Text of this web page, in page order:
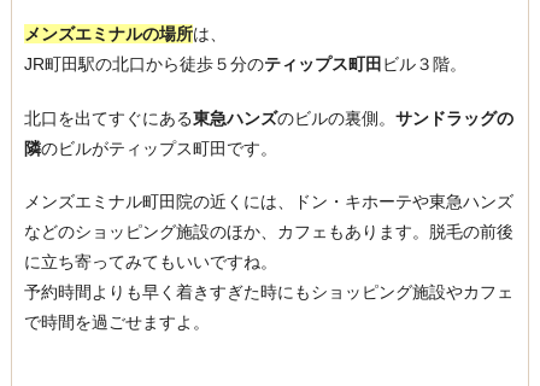
メンズエミナルの場所は、
JR町田駅の北口から徒歩５分のティップス町田 ビル３階。
北口を出てすぐにある東急ハンズのビルの裏側。 サンドラッグの
隣のビルがティップス町田です。
メンズエミナル町田院の近くには、ドン・キホーテや東急ハンズ
などのショッピング施設のほか、カフェもあります。脱毛の前後
に立ち寄ってみてもいいですね。
予約時間よりも早く着きすぎた時にもショッピング施設やカフェ
で時間を過ごせますよ。